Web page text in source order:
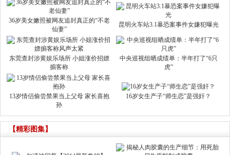
36岁美女嫩照被网友追封真正的“不老
仙妻”
昆明火车站3.1暴恐案事件女嫌犯曝光
东莞查封涉黄娱乐场所 小姐涨价招嫖
掮客称
中央巡视组晒成绩单：半年打了“6只
虎”
13岁情侣偷尝禁果当上父母 家长喜抱
孙
16岁女生产子“师生恋”是强奸？
【精彩图集】